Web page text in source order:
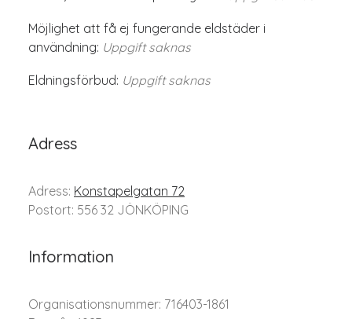
Möjlighet att få ej fungerande eldstäder i
användning: Uppgift saknas
Eldningsförbud: Uppgift saknas
Adress
Adress: Konstapelgatan 72
Postort: 556 32 JÖNKÖPING
Information
Organisationsnummer: 716403-1861